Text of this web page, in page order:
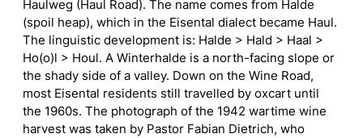
Haulweg (Haul Road). The name comes from Halde
(spoil heap), which in the Eisental dialect became Haul.
The linguistic development is: Halde > Hald > Haal >
Ho(o)l > Houl. A Winterhalde is a north-facing slope or
the shady side of a valley. Down on the Wine Road,
most Eisental residents still travelled by oxcart until
the 1960s. The photograph of the 1942 wartime wine
harvest was taken by Pastor Fabian Dietrich, who